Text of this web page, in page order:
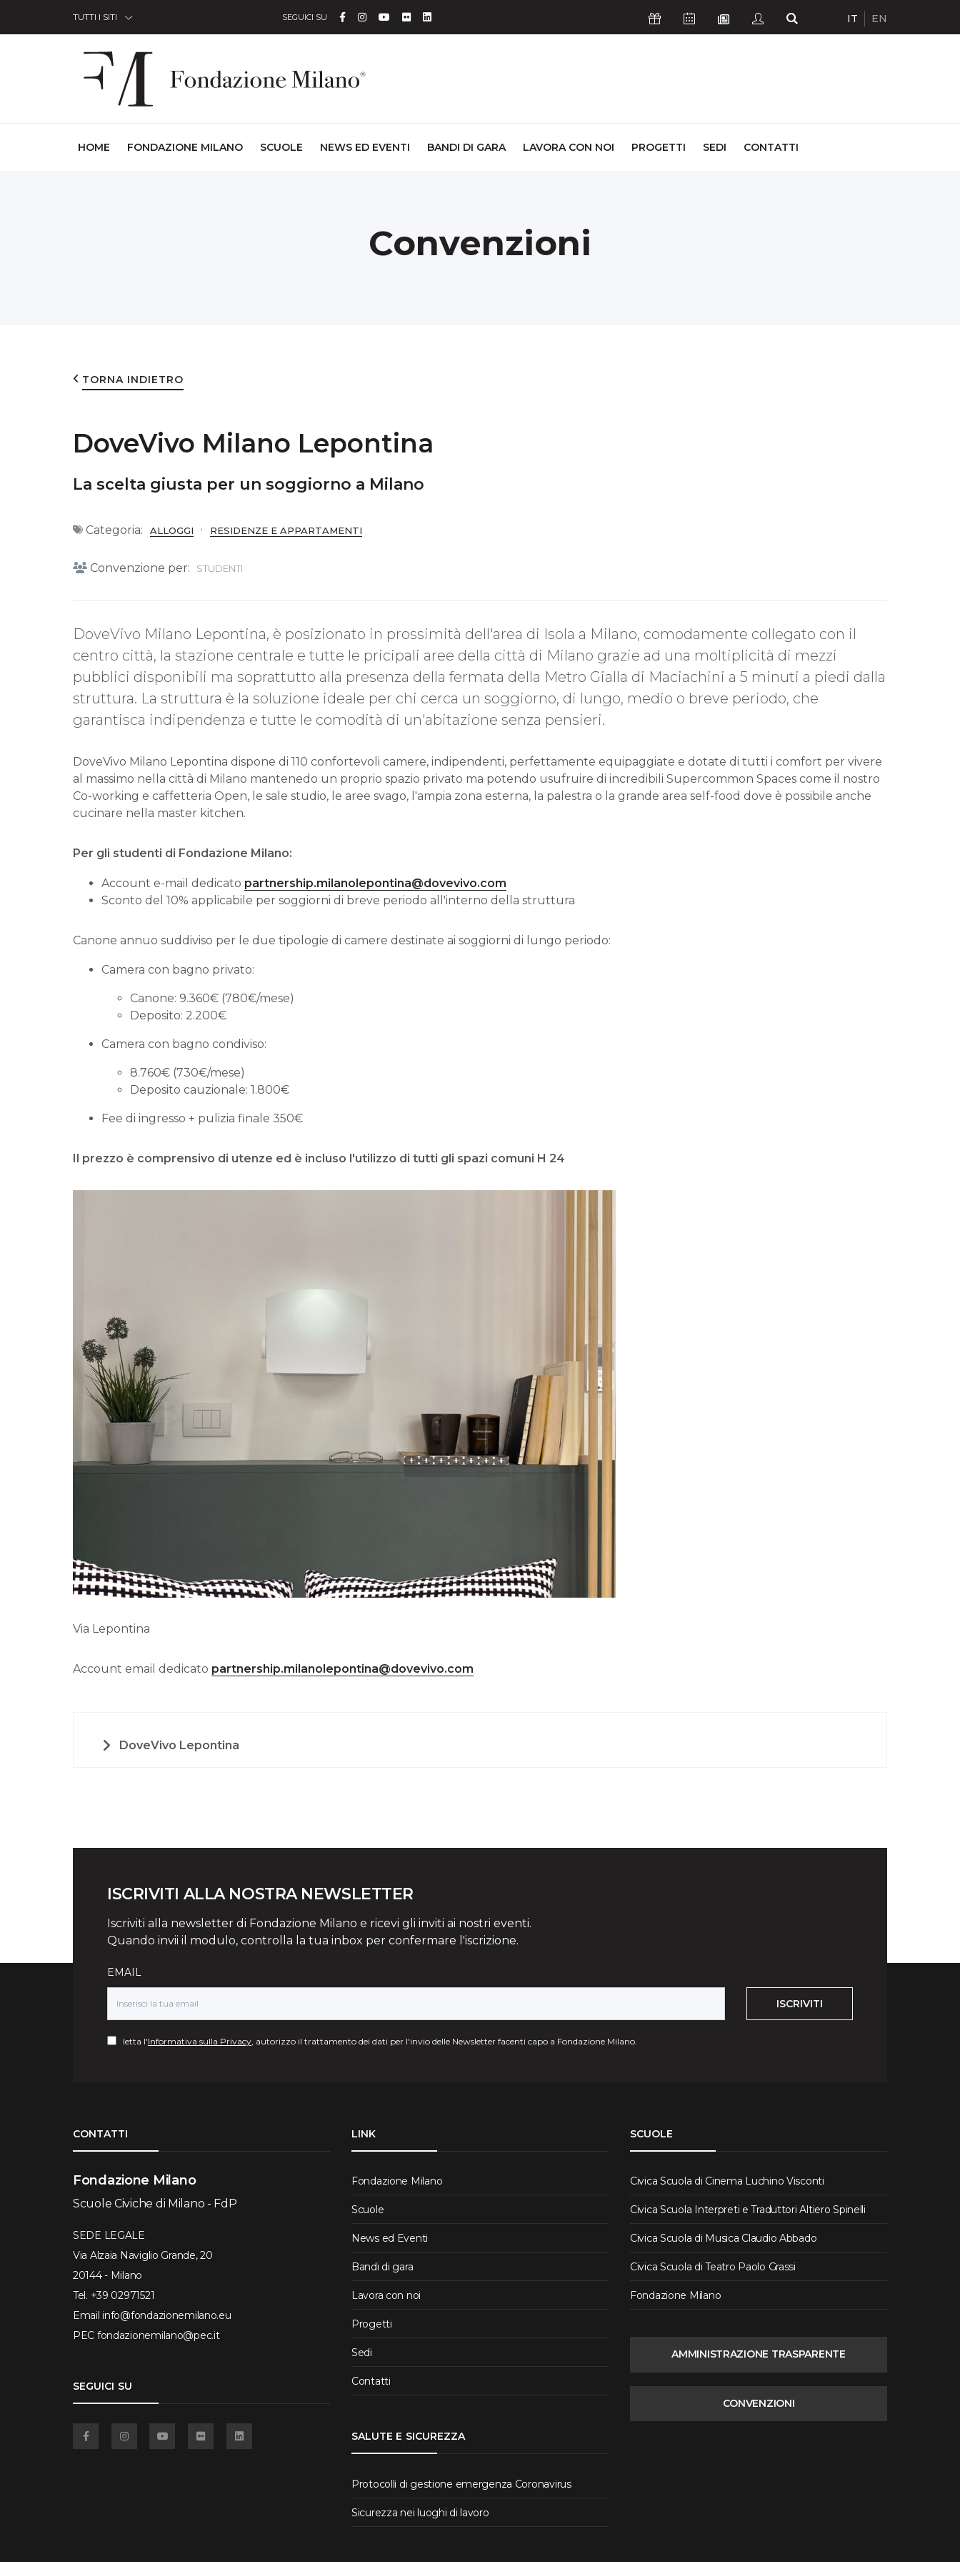
TUTTI I SITI SEGUICI SU Facebook
Instagram
YouTube
FlickrLinkedin Icona SostieniciIcona Calendario Eventi
Icona Newsletter
Icona StudentiIcona Cerca
IT EN
HOME (CURRENT)
FONDAZIONE MILANO SCUOLE NEWS ED EVENTI BANDI DI GARA LAVORA CON NOI PROGETTI SEDI CONTATTI
Convenzioni
TORNA INDIETRO
DoveVivo Milano Lepontina
La scelta giusta per un soggiorno a Milano
Categoria: ALLOGGI RESIDENZE E APPARTAMENTI
Convenzione per: STUDENTI
DoveVivo Milano Lepontina, è posizionato in prossimità dell'area di Isola a Milano, comodamente collegato con il
centro città, la stazione centrale e tutte le pricipali aree della città di Milano grazie ad una moltiplicità di mezzi
pubblici disponibili ma soprattutto alla presenza della fermata della Metro Gialla di Maciachini a 5 minuti a piedi dalla
struttura. La struttura è la soluzione ideale per chi cerca un soggiorno, di lungo, medio o breve periodo, che
garantisca indipendenza e tutte le comodità di un'abitazione senza pensieri.
DoveVivo Milano Lepontina dispone di 110 confortevoli camere, indipendenti, perfettamente equipaggiate e dotate di tutti i comfort per vivere
al massimo nella città di Milano mantenedo un proprio spazio privato ma potendo usufruire di incredibili Supercommon Spaces come il nostro
Co-working e caffetteria Open, le sale studio, le aree svago, l'ampia zona esterna, la palestra o la grande area self-food dove è possibile anche
cucinare nella master kitchen.
Per gli studenti di Fondazione Milano:
Account e-mail dedicato partnership.milanolepontina@dovevivo.com
Sconto del 10% applicabile per soggiorni di breve periodo all'interno della struttura
Canone annuo suddiviso per le due tipologie di camere destinate ai soggiorni di lungo periodo:
Camera con bagno privato:
Canone: 9.360€ (780€/mese)
Deposito: 2.200€
Camera con bagno condiviso:
8.760€ (730€/mese)
Deposito cauzionale: 1.800€
Fee di ingresso + pulizia finale 350€
Il prezzo è comprensivo di utenze ed è incluso l'utilizzo di tutti gli spazi comuni H 24
Via Lepontina
Account email dedicato partnership.milanolepontina@dovevivo.com
DoveVivo Lepontina
ISCRIVITI ALLA NOSTRA NEWSLETTER
Iscriviti alla newsletter di Fondazione Milano e ricevi gli inviti ai nostri eventi.
Quando invii il modulo, controlla la tua inbox per confermare l'iscrizione.
EMAIL
ISCRIVITI
letta l'Informativa sulla Privacy, autorizzo il trattamento dei dati per l'invio delle Newsletter facenti capo a Fondazione Milano.
CONTATTI
Fondazione Milano
Scuole Civiche di Milano - FdP
SEDE LEGALE
Via Alzaia Naviglio Grande, 20
20144 - Milano
Tel. +39 02971521
Email info@fondazionemilano.eu
PEC fondazionemilano@pec.it
SEGUICI SU
LINK
Fondazione Milano
Scuole
News ed Eventi
Bandi di gara
Lavora con noi
Progetti
Sedi
Contatti
SALUTE E SICUREZZA
Protocolli di gestione emergenza Coronavirus
Sicurezza nei luoghi di lavoro
SCUOLE
Civica Scuola di Cinema Luchino Visconti
Civica Scuola Interpreti e Traduttori Altiero Spinelli
Civica Scuola di Musica Claudio Abbado
Civica Scuola di Teatro Paolo Grassi
Fondazione Milano
AMMINISTRAZIONE TRASPARENTE
CONVENZIONI